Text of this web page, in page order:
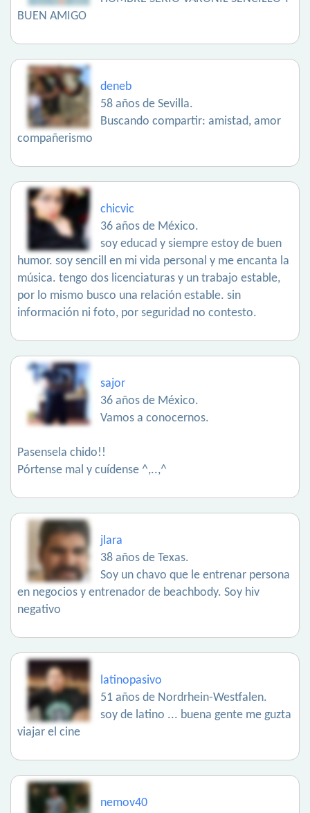
BUEN AMIGO
deneb
58 años de Sevilla.
Buscando compartir: amistad, amor
compañerismo
chicvic
36 años de México.
soy educad y siempre estoy de buen
humor. soy sencill en mi vida personal y me encanta la
música. tengo dos licenciaturas y un trabajo estable,
por lo mismo busco una relación estable. sin
información ni foto, por seguridad no contesto.
sajor
36 años de México.
Vamos a conocernos.
Pasensela chido!!
Pórtense mal y cuídense ^,..,^
jlara
38 años de Texas.
Soy un chavo que le entrenar persona
en negocios y entrenador de beachbody. Soy hiv
negativo
latinopasivo
51 años de Nordrhein-Westfalen.
soy de latino ... buena gente me guzta
viajar el cine
nemov40